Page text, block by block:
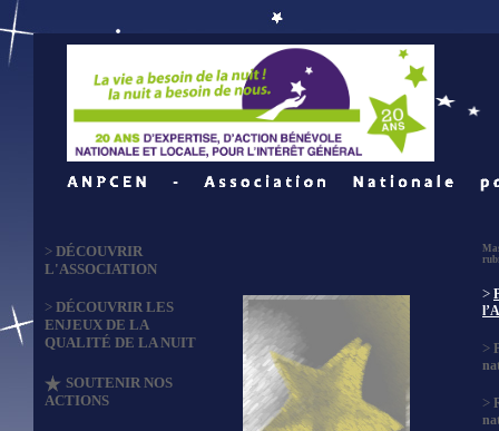
> DÉCOUVRIR
L'ASSOCIATION
> DÉCOUVRIR LES
ENJEUX DE LA
QUALITÉ DE LA NUIT
SOUTENIR NOS
ACTIONS
>
>
>